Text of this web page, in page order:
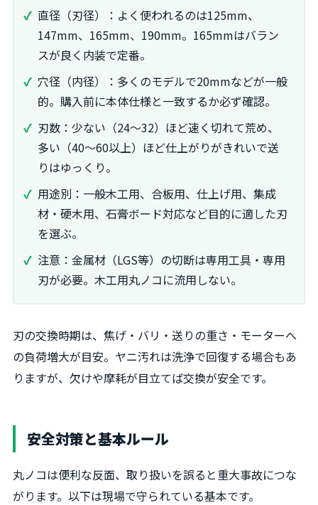
直径（刃径）：よく使われるのは125mm、
147mm、165mm、190mm。165mmはバラン
スが良く内装で定番。
穴径（内径）：多くのモデルで20mmなどが一般
的。購入前に本体仕様と一致するか必ず確認。
刃数：少ない（24〜32）ほど速く切れて荒め、
多い（40〜60以上）ほど仕上がりがきれいで送
りはゆっくり。
用途別：一般木工用、合板用、仕上げ用、集成
材・硬木用、石膏ボード対応など目的に適した刃
を選ぶ。
注意：金属材（LGS等）の切断は専用工具・専用
刃が必要。木工用丸ノコに流用しない。
刃の交換時期は、焦げ・バリ・送りの重さ・モーターへ
の負荷増大が目安。ヤニ汚れは洗浄で回復する場合もあ
りますが、欠けや摩耗が目立てば交換が安全です。
安全対策と基本ルール
丸ノコは便利な反面、取り扱いを誤ると重大事故につな
がります。以下は現場で守られている基本です。